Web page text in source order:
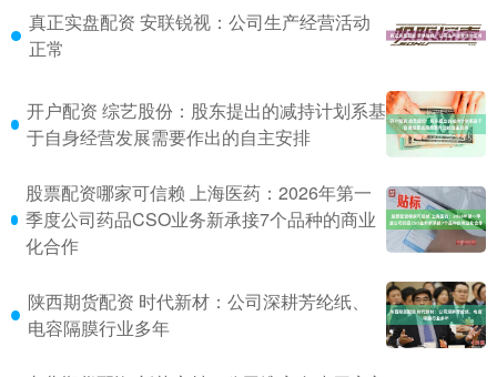
真正实盘配资 安联锐视：公司生产经营活动
正常
开户配资 综艺股份：股东提出的减持计划系基
于自身经营发展需要作出的自主安排
股票配资哪家可信赖 上海医药：2026年第一
季度公司药品CSO业务新承接7个品种的商业
化合作
陕西期货配资 时代新材：公司深耕芳纶纸、
电容隔膜行业多年